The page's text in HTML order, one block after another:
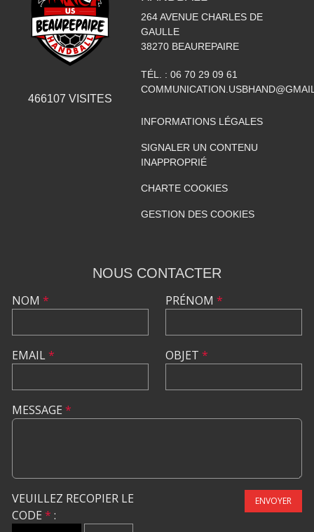
466107 VISITES
264 AVENUE CHARLES DE
GAULLE
38270 BEAUREPAIRE
TÉL. : 06 70 29 09 61
INFORMATIONS LÉGALES
SIGNALER UN CONTENU
INAPPROPRIÉ
CHARTE COOKIES
GESTION DES COOKIES
NOUS CONTACTER
NOM *
EMAIL*
PRÉNOM *
OBJET *
MESSAGE *
VEUILLEZ RECOPIER LE
CODE * :
ENVOYER